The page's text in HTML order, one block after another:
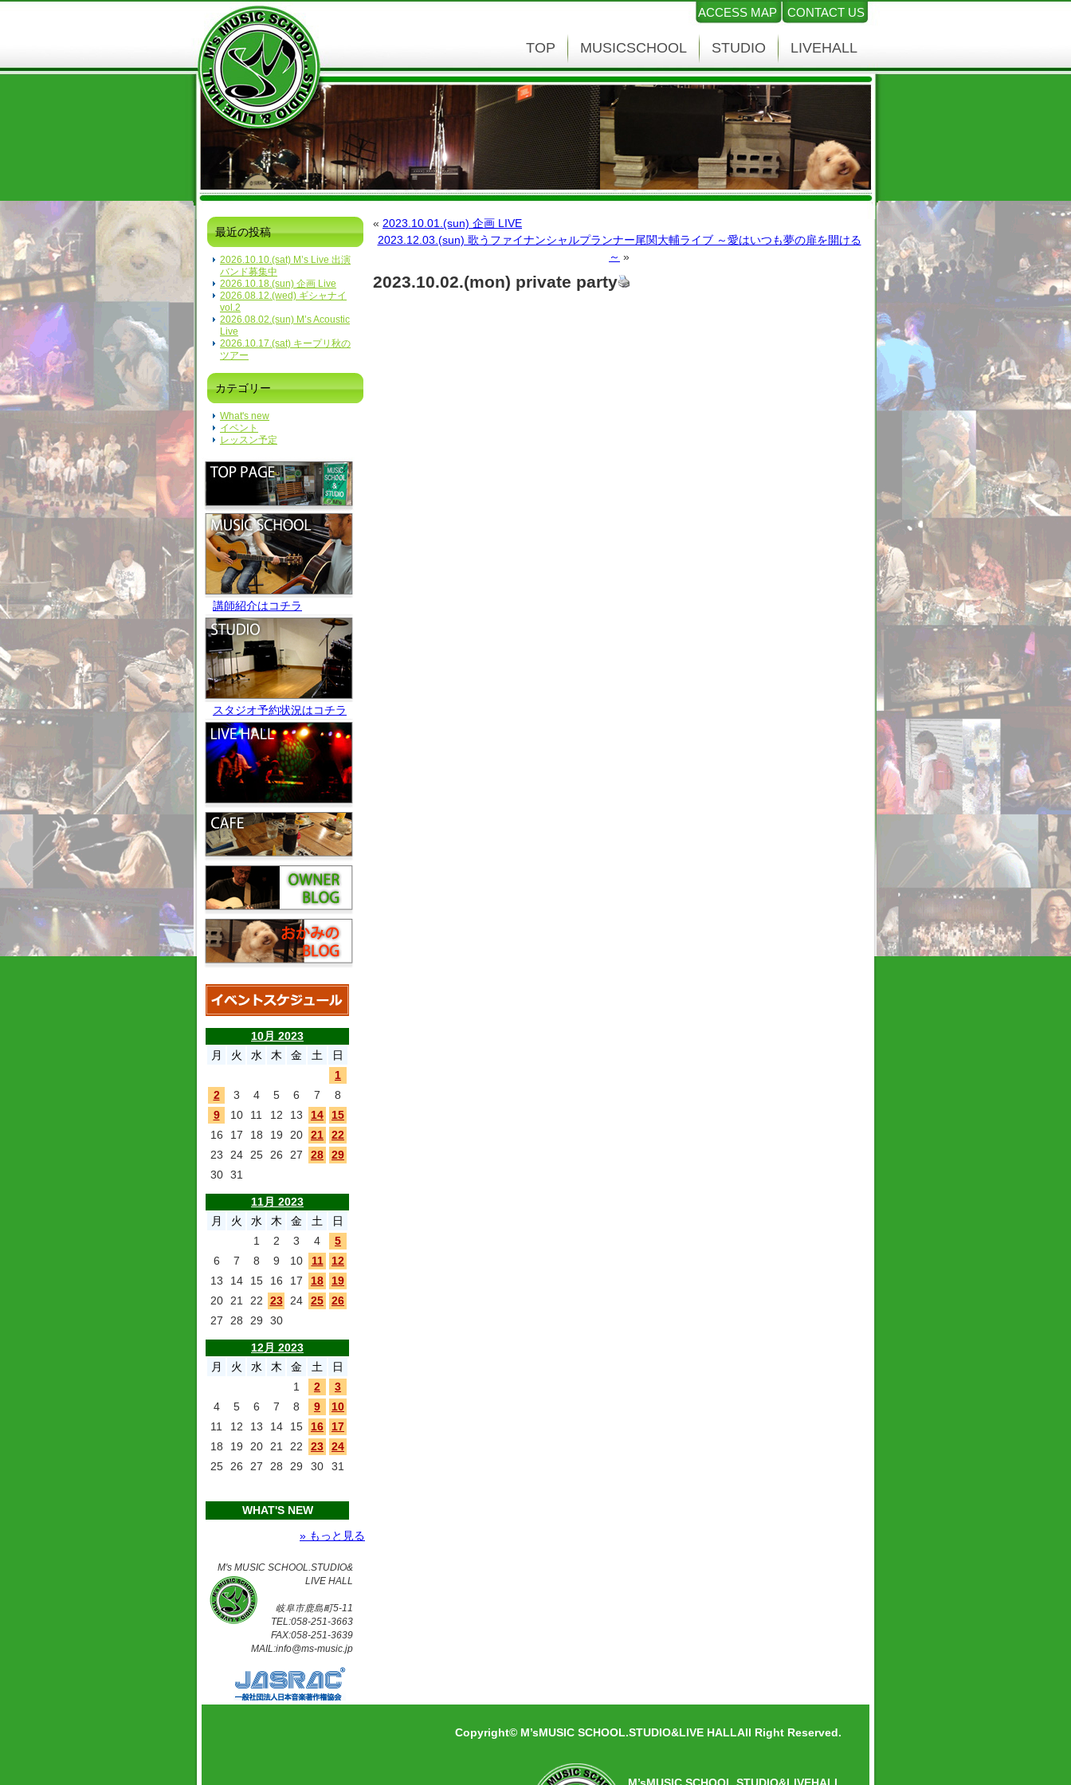
ACCESS MAP CONTACT US
TOP MUSICSCHOOL STUDIO LIVEHALL
最近の投稿
2026.10.10.(sat) M’s Live 出演
バンド募集中
2026.10.18.(sun) 企画 Live
2026.08.12.(wed) ギシャナイ
vol.2
2026.08.02.(sun) M’s Acoustic
Live
2026.10.17.(sat) キープリ秋の
ツアー
カテゴリー
What's new
イベント
レッスン予定
講師紹介はコチラ
スタジオ予約状況はコチラ
10月 2023
月
火 水 木 金 土
日
1
2
3 4 5 6 7
8
9
10 11 12 13 14
15
16
17 18 19 20 21
22
23
24 25 26 27 28
29
30 31
11月 2023
月
火 水 木 金 土
日
1
2 3 4
5
6
7 8 9 10 11
12
13
14 15 16 17 18
19
20
21 22 23 24 25
26
27
28 29 30
12月 2023
月
火 水 木 金 土
日
1
2
3
4
5 6 7 8 9
10
11
12 13 14 15 16
17
18
19 20 21 22 23
24
25
26 27 28 29 30 31
WHAT'S NEW
» もっと見る
M's MUSIC SCHOOL.STUDIO&
LIVE HALL
岐阜市鹿島町5-11
TEL:058-251-3663
FAX:058-251-3639
MAIL:info@ms-music.jp
« 2023.10.01.(sun) 企画 LIVE
2023.12.03.(sun) 歌うファイナンシャルプランナー尾関大輔ライブ ～愛はいつも夢の扉を開ける
～ »
2023.10.02.(mon) private party
Copyright© M’sMUSIC SCHOOL.STUDIO&LIVE HALLAll Right Reserved.